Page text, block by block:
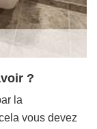
?
la
vous devez